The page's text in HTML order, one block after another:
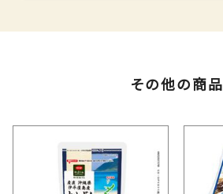
その他の商品